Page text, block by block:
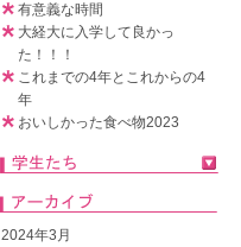
有意義な時間
大経大に入学して良かっ
た！！！
これまでの4年とこれからの4
年
おいしかった食べ物2023
2024年3月